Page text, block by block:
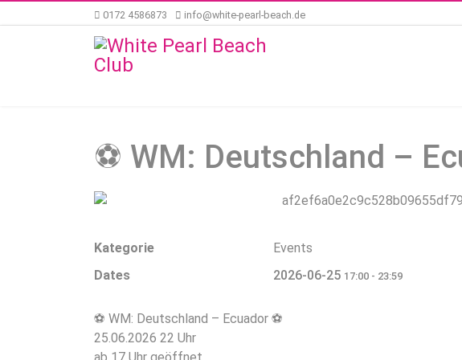
0172 4586873 info@white-pearl-beach.de
⚽ WM: Deutschland –
Kategorie
Events
Dates
2026-06-25 17:00 - 23:59
⚽ WM: Deutschland – Ecuador ⚽
25.06.2026 22 Uhr